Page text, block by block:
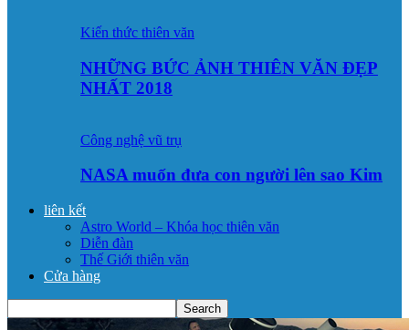
Kiến thức thiên văn
NHỮNG BỨC ẢNH THIÊN VĂN ĐẸP
NHẤT 2018
Công nghệ vũ trụ
NASA muốn đưa con người lên sao Kim
liên kết
Astro World – Khóa học thiên văn
Diễn đàn
Thế Giới thiên văn
Cửa hàng